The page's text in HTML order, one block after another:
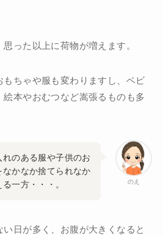
った以上に荷物が増えます。
ちゃや服も変わりますし、ベビ
本やおむつなど嵩張るものも多
のえ
のある服や子供のお
かなか捨てられなか
一方・・・。
日が多く、お腹が大きくなると